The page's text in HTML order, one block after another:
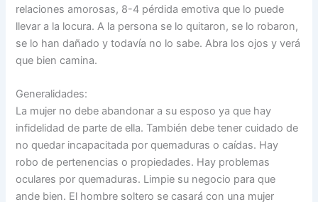
relaciones amorosas, 8-4 pérdida emotiva que lo puede
llevar a la locura. A la persona se lo quitaron, se lo robaron,
se lo han dañado y todavía no lo sabe. Abra los ojos y verá
que bien camina.
Generalidades:
La mujer no debe abandonar a su esposo ya que hay
infidelidad de parte de ella. También debe tener cuidado de
no quedar incapacitada por quemaduras o caídas. Hay
robo de pertenencias o propiedades. Hay problemas
oculares por quemaduras. Limpie su negocio para que
ande bien. El hombre soltero se casará con una mujer